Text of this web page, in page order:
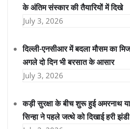
के अंतिम संस्कार की तैयारियों में दिखे
July 3, 2026
दिल्ली-एनसीआर में बदला मौसम का
अगले दो दिन भी बरसात के आसार
July 3, 2026
कड़ी सुरक्षा के बीच शुरू हुई अमरनाथ
सिन्हा ने पहले जत्थे को दिखाई हरी झंडी